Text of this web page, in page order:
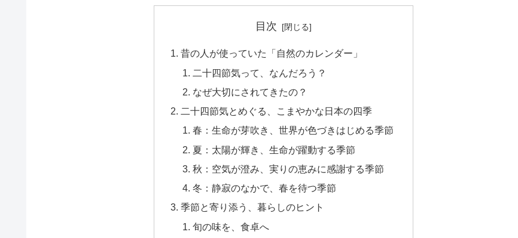
目次
昔の人が使っていた「自然のカレンダー」
二十四節気って、なんだろう？
なぜ大切にされてきたの？
二十四節気とめぐる、こまやかな日本の四季
春：生命が芽吹き、世界が色づきはじめる季節
夏：太陽が輝き、生命が躍動する季節
秋：空気が澄み、実りの恵みに感謝する季節
冬：静寂のなかで、春を待つ季節
季節と寄り添う、暮らしのヒント
旬の味を、食卓へ